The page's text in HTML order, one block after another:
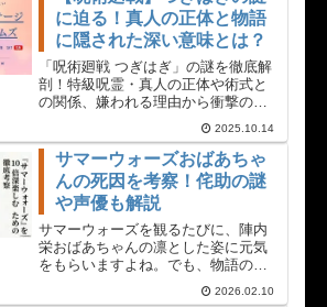
移動させてしまうサマーウォーズの
氷どかすやつの行...
に迫る！真人の正体と物語
に隠された深い意味とは？
「呪術廻戦 つぎはぎ」の謎を徹底解
剖！特級呪霊・真人の正体や術式と
の関係、嫌われる理由から衝撃の最
期まで詳しく解説します。この記事
を読めば、「呪術廻戦 つぎはぎ」の
キャラクター・真人が物語に与えた
影響の全てがわかります。彼の隠さ
れた一面も紹介。
2025.10.14
サマーウォーズおばあちゃ
んの死因を考察！侘助の謎
や声優も解説
サマーウォーズを観るたびに、陣内
栄おばあちゃんの凛とした姿に元気
をもらいますよね。でも、物語の中
盤で突然訪れるおばあちゃんの死
に、どうして？とショックを受けた
2026.02.10